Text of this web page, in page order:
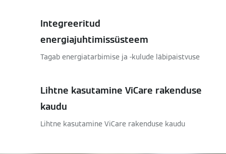
Integreeritud
energiajuhtimissüsteem
Tagab energiatarbimise ja -kulude läbipaistvuse
Lihtne kasutamine ViCare rakenduse
kaudu
Lihtne kasutamine ViCare rakenduse kaudu